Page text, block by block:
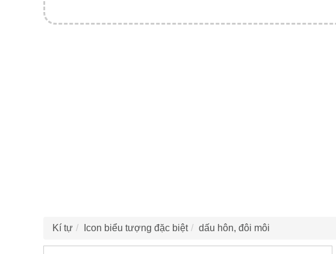
Kí tự Icon biểu tượng đặc biệt dấu hôn, đôi môi